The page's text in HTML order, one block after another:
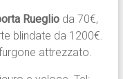
Rueglioda 70€,
blindate da 1200€.
attrezzato.​